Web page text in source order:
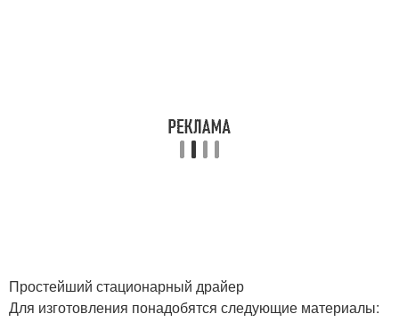
Простейший стационарный драйер
Для изготовления понадобятся следующие материалы: